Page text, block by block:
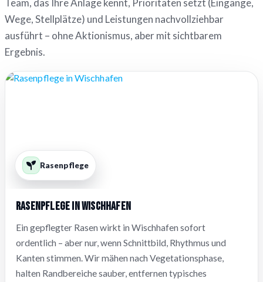
Team, das Ihre Anlage kennt, Prioritäten setzt (Eingänge,
Wege, Stellplätze) und Leistungen nachvollziehbar
ausführt – ohne Aktionismus, aber mit sichtbarem
Ergebnis.
Rasenpflege
Rasenpflege in Wischhafen
Ein gepflegter Rasen wirkt in Wischhafen sofort
ordentlich – aber nur, wenn Schnittbild, Rhythmus und
Kanten stimmen. Wir mähen nach Vegetationsphase,
halten Randbereiche sauber, entfernen typisches